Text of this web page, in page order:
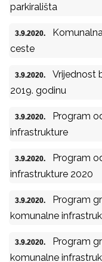
parkirališta
3.9.2020.
ceste
3.9.2020.
Vrijednost
2019. godinu
3.9.2020.
Program
infrastrukture
3.9.2020.
Program
infrastrukture 2020
3.9.2020.
Program
komunalne
3.9.2020.
Program
komunalne